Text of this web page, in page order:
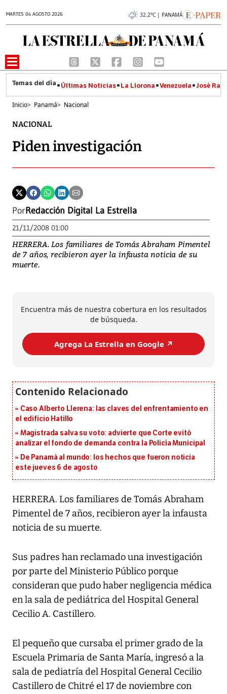
MARTES 04 AGOSTO 2026 32.2°C | PANAMÁ
Últimas Noticias La Llorona Venezuela José
Inicio> Panamá> Nacional
NACIONAL
Piden investigación
PorRedacción Digital La Estrella
21/11/2008 01:00
HERRERA. Los familiares de Tomás Abraham Pimentel
de 7 años, recibieron ayer la infausta noticia de su
muerte.
Encuentra más de nuestra cobertura en los resultados
de búsqueda.
Agrega La Estrella en Google ↗️
Caso Alberto Llerena: las claves del enfrentamiento en
el edificio Hatillo
Magistrada salva su voto: advierte que Corte evitó
analizar el fondo de demanda contra la Policía Municipal
De Panamá al mundo: los hechos que fueron noticia
este jueves 6 de agosto
HERRERA. Los familiares de Tomás Abraham
Pimentel de 7 años, recibieron ayer la infausta
noticia de su muerte.
Sus padres han reclamado una investigación
por parte del Ministerio Público porque
consideran que pudo haber negligencia médica
en la sala de pediátrica del Hospital General
Cecilio A. Castillero.
El pequeño que cursaba el primer grado de la
Escuela Primaria de Santa María, ingresó a la
sala de pediatría del Hospital General Cecilio
Castillero de Chitré el 17 de noviembre con